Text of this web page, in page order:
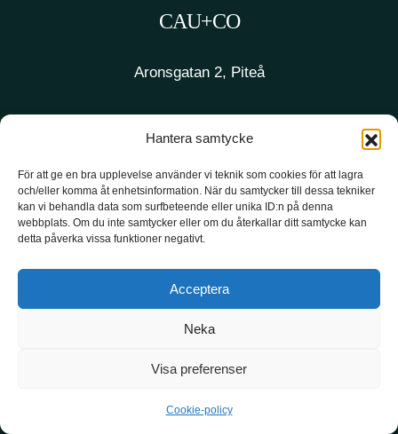
Hantera samtycke
För att ge en bra upplevelse använder vi teknik som cookies för att lagra
och/eller komma åt enhetsinformation. När du samtycker till dessa tekniker
kan vi behandla data som surfbeteende eller unika ID:n på denna
webbplats. Om du inte samtycker eller om du återkallar ditt samtycke kan
detta påverka vissa funktioner negativt.
Acceptera
Neka
Visa preferenser
Cookie-policy
CAU+CO
Aronsgatan 2, Piteå
VISA SALONGEN
BOKA TID